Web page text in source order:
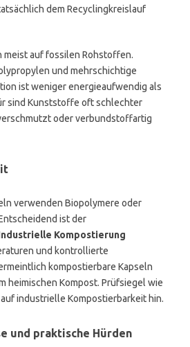
dem Recyclingkreislauf
meist auf fossilen Rohstoffen.
und mehrschichtige
ist weniger energieaufwendig als
sind Kunststoffe oft schlechter
oder verbundstoffartig
verwenden Biopolymere oder
ist der
Kompostierung
und kontrollierte
kompostierbare Kapseln
heimischen Kompost. Prüfsiegel wie
industrielle Kompostierbarkeit hin.
und praktische Hürden